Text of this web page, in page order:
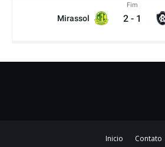
Mirassol
Fim
2 - 1
Inicio Contato